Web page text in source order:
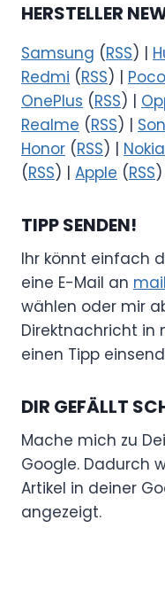
HERSTELLER
Samsung (RSS) |
Redmi (RSS) | Poco
OnePlus (RSS) |
Realme (RSS) |
Honor (RSS) | Nokia
(RSS) | Apple (RSS
TIPP SENDEN!
Ihr könnt einfach
eine E-Mail an
wählen oder mir
Direktnachricht in
einen Tipp
DIR GEFÄLLT
Mache mich zu
Google. Dadurch
Artikel in deiner
angezeigt.